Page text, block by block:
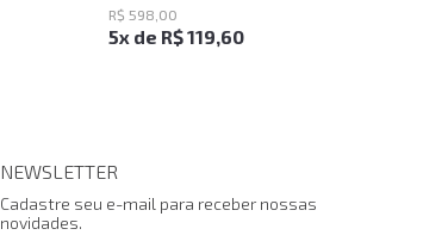
R$ 598 00
5x de R$119,60
NEWSLETTER
Cadastre seu e-mail para receber nossas
novidades.